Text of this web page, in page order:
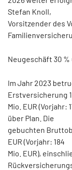
Stefan Knoll,
Vorsitzender des
Neugeschäft 30 %
Im Jahr 2023
Erstversicherung
Mio. EUR (Vorjahr:
über Plan. Die
gebuchten
EUR (Vorjahr: 184
Mio. EUR),